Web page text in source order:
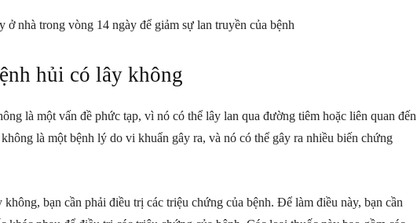
ở nhà trong vòng 14 ngày để giảm sự lan truyền của bệnh
hủi có lây không
là một vấn đề phức tạp, vì nó có thể lây lan qua đường tiêm hoặc liên quan đến
là một bệnh lý do vi khuẩn gây ra, và nó có thể gây ra nhiều biến chứng
bạn cần phải điều trị các triệu chứng của bệnh. Để làm điều này, bạn cần